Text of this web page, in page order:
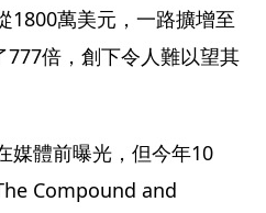
1800萬美元，一路擴增至
倍，創下令人難以望其
媒體前曝光，但今年10
Compound and